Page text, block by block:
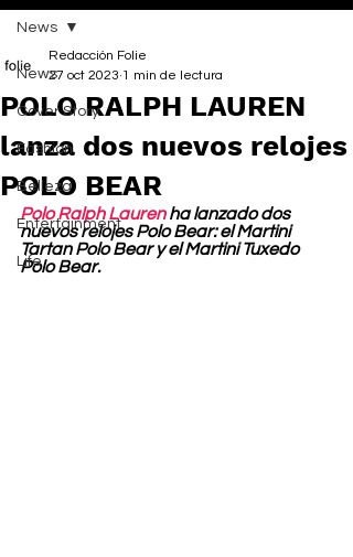
News
Cover Story
Fashion
Belleza
Entertainment
Life
News
POLO RALPH LAUREN
lanza dos nuevos relojes
POLO BEAR
Redacción Folie
27 oct 2023 1 min de lectura
Polo Ralph Lauren ha lanzado dos
nuevos relojes Polo Bear: el Martini
Tartan Polo Bear y el Martini Tuxedo
Polo Bear.